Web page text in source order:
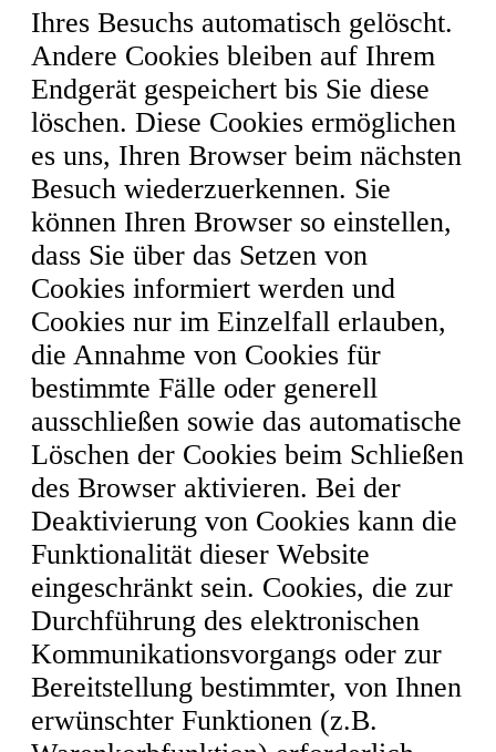
Ihres Besuchs automatisch gelöscht.
Andere Cookies bleiben auf Ihrem
Endgerät gespeichert bis Sie diese
löschen. Diese Cookies ermöglichen
es uns, Ihren Browser beim nächsten
Besuch wiederzuerkennen. Sie
können Ihren Browser so einstellen,
dass Sie über das Setzen von
Cookies informiert werden und
Cookies nur im Einzelfall erlauben,
die Annahme von Cookies für
bestimmte Fälle oder generell
ausschließen sowie das automatische
Löschen der Cookies beim Schließen
des Browser aktivieren. Bei der
Deaktivierung von Cookies kann die
Funktionalität dieser Website
eingeschränkt sein. Cookies, die zur
Durchführung des elektronischen
Kommunikationsvorgangs oder zur
Bereitstellung bestimmter, von Ihnen
erwünschter Funktionen (z.B.